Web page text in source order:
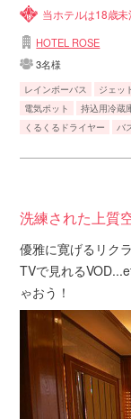
当ホテルは18歳未
HOTEL ROSE
3名様
レインボーバス ジェッ
電気ポット
持込用冷蔵
くるくるドライヤー
バ
洗練された上質
優雅に寛げるリク
TVで見れる
ゃおう！